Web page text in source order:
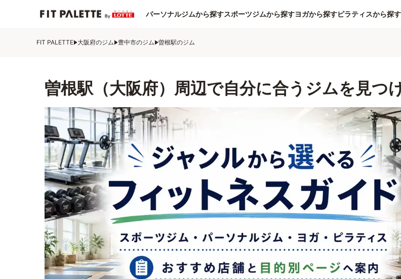
パーソナルジムから探すスポーツジムから探すヨガから探すピラティスから探す
FIT PALETTE 大阪府のジム 豊中市のジム 曽根駅のジム
曽根駅（大阪府）周辺で自分に合うジムを見つ